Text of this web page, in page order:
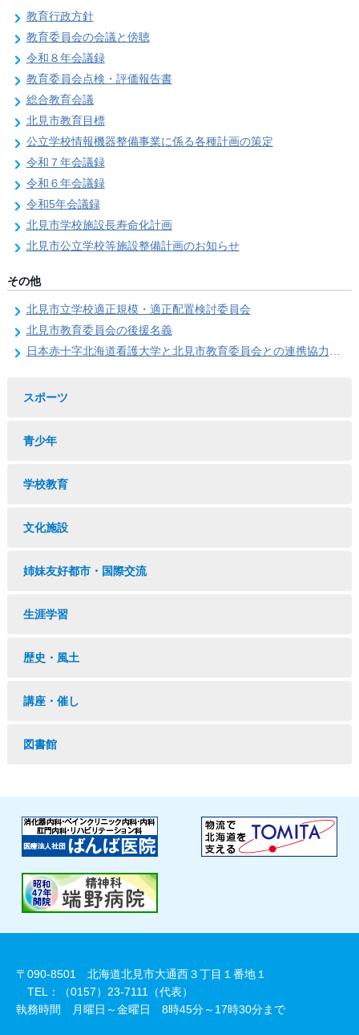
教育行政方針
教育委員会の会議と傍聴
令和８年会議録
教育委員会点検・評価報告書
総合教育会議
北見市教育目標
公立学校情報機器整備事業に係る各種計画の策定
令和７年会議録
令和６年会議録
令和5年会議録
北見市学校施設長寿命化計画
北見市公立学校等施設整備計画のお知らせ
その他
北見市立学校適正規模・適正配置検討委員会
北見市教育委員会の後援名義
日本赤十字北海道看護大学と北見市教育委員会との連携協力に関する協定の締結
スポーツ
青少年
学校教育
文化施設
姉妹友好都市・国際交流
生涯学習
歴史・風土
講座・催し
図書館
〒090-8501 北海道北見市大通西３丁目１番地１
TEL：（0157）23-7111（代表）
執務時間 月曜日～金曜日 8時45分～17時30分まで